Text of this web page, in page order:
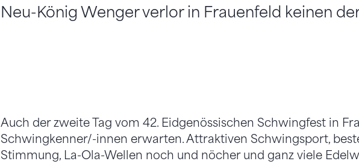
Neu-König Wenger verlor in Frauenfeld keinen
Auch der zweite Tag vom 42. Eidgenössischen Schwingfest in
Schwingkenner/-innen erwarten. Attraktiven Schwingsport,
Stimmung, La-Ola-Wellen noch und nöcher und ganz viele